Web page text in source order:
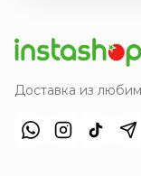
Доставка из